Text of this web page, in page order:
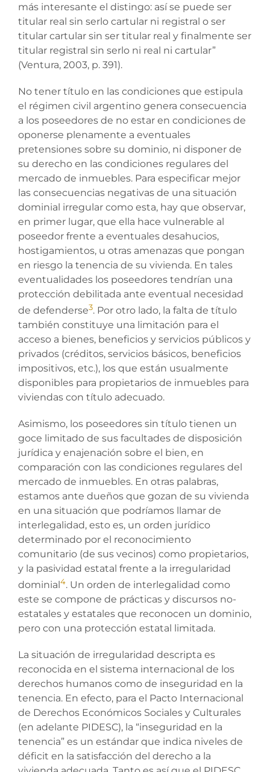
más interesante el distingo: así se puede ser
titular real sin serlo cartular ni registral o ser
titular cartular sin ser titular real y finalmente ser
titular registral sin serlo ni real ni cartular”
(Ventura, 2003, p. 391).
No tener título en las condiciones que estipula
el régimen civil argentino genera consecuencia
a los poseedores de no estar en condiciones de
oponerse plenamente a eventuales
pretensiones sobre su dominio, ni disponer de
su derecho en las condiciones regulares del
mercado de inmuebles. Para especificar mejor
las consecuencias negativas de una situación
dominial irregular como esta, hay que observar,
en primer lugar, que ella hace vulnerable al
poseedor frente a eventuales desahucios,
hostigamientos, u otras amenazas que pongan
en riesgo la tenencia de su vivienda. En tales
eventualidades los poseedores tendrían una
protección debilitada ante eventual necesidad
de defenderse3. Por otro lado, la falta de título
también constituye una limitación para el
acceso a bienes, beneficios y servicios públicos y
privados (créditos, servicios básicos, beneficios
impositivos, etc.), los que están usualmente
disponibles para propietarios de inmuebles para
viviendas con título adecuado.
Asimismo, los poseedores sin título tienen un
goce limitado de sus facultades de disposición
jurídica y enajenación sobre el bien, en
comparación con las condiciones regulares del
mercado de inmuebles. En otras palabras,
estamos ante dueños que gozan de su vivienda
en una situación que podríamos llamar de
interlegalidad, esto es, un orden jurídico
determinado por el reconocimiento
comunitario (de sus vecinos) como propietarios,
y la pasividad estatal frente a la irregularidad
dominial 4. Un orden de interlegalidad como
este se compone de prácticas y discursos no-
estatales y estatales que reconocen un dominio,
pero con una protección estatal limitada.
La situación de irregularidad descripta es
reconocida en el sistema internacional de los
derechos humanos como de inseguridad en la
tenencia. En efecto, para el Pacto Internacional
de Derechos Económicos Sociales y Culturales
(en adelante PIDESC), la “inseguridad en la
tenencia” es un estándar que indica niveles de
déficit en la satisfacción del derecho a la